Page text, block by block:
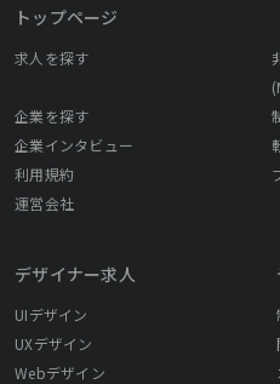
トップページ
求人を探す
企業を探す
企業インタビュー
利用規約
運営会社
デザイナー求人
UIデザイン
UXデザイン
Webデザイン